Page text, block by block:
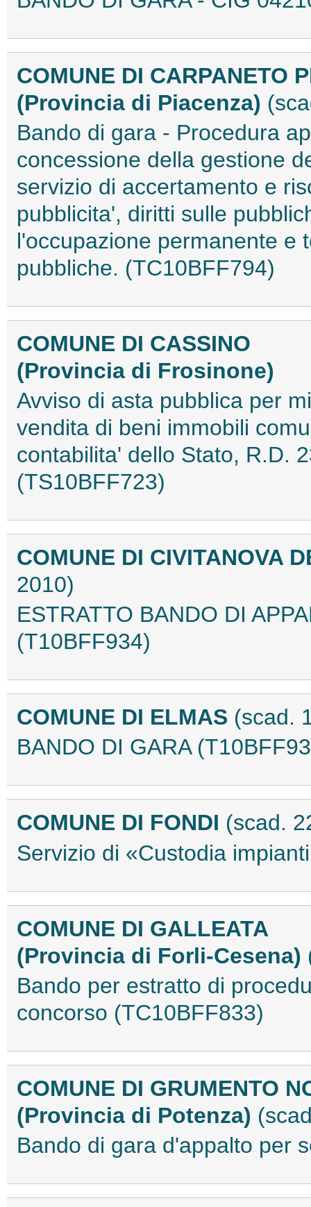
COMUNE DI CARPANETO
(Provincia di Piacenza)
Bando di gara - Procedura
concessione della gestione
servizio di accertamento e
pubblicita', diritti sulle
l'occupazione permanente e
pubbliche. (TC10BFF794)
COMUNE DI CASSINO
(Provincia di Frosinone)
Avviso di asta pubblica per
vendita di beni immobili
contabilita' dello Stato, R.D.
(TS10BFF723)
COMUNE DI CIVITANOVA
2010)
ESTRATTO BANDO DI
(T10BFF934)
COMUNE DI ELMAS (scad.
BANDO DI GARA
COMUNE DI FONDI (scad.
Servizio di «Custodia
COMUNE DI GALLEATA
(Provincia di Forli-Cesena)
Bando per estratto di
concorso (TC10BFF833)
COMUNE DI GRUMENTO
(Provincia di Potenza)
Bando di gara d'appalto per